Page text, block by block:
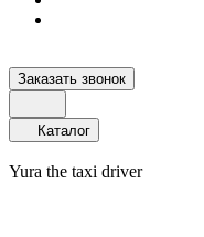
Заказать звонок
Каталог
Yura the taxi driver